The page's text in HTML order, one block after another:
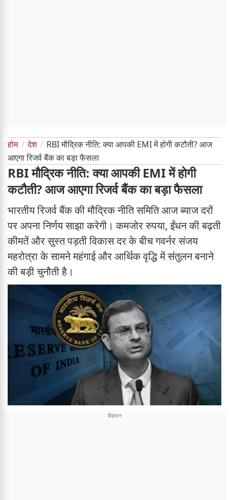
होम देश
RBI मौद्रिक नीति: क्या आपकी EMI में होगी कटौती? आज
आएगा रिजर्व बैंक का बड़ा फैसला
RBI मौद्रिक नीति: क्या आपकी EMI में होगी
कटौती? आज आएगा रिजर्व बैंक का बड़ा फैसला
भारतीय रिजर्व बैंक की मौद्रिक नीति समिति आज ब्याज दरों
पर अपना निर्णय साझा करेगी। कमजोर रुपया, ईंधन की बढ़ती
कीमतें और सुस्त पड़ती विकास दर के बीच गवर्नर संजय
महरोत्रा के सामने महंगाई और आर्थिक वृद्धि में संतुलन बनाने
की बड़ी चुनौती है।